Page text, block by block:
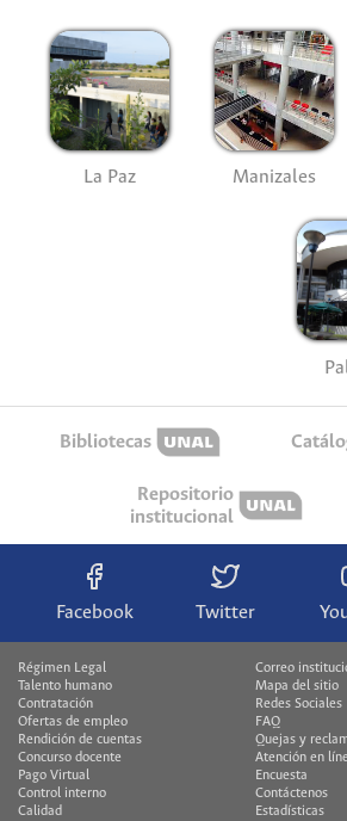
La Paz Manizales
Bibliotecas
Repositorio
institucional
Facebook Twitter
Régimen Legal
Talento humano
Contratación
Ofertas de empleo
Rendición de cuentas
Concurso docente
Pago Virtual
Control interno
Calidad
Correo
Mapa del sitio
Redes Sociales
FAQ
Quejas y
Atención en
Encuesta
Contáctenos
Estadísticas